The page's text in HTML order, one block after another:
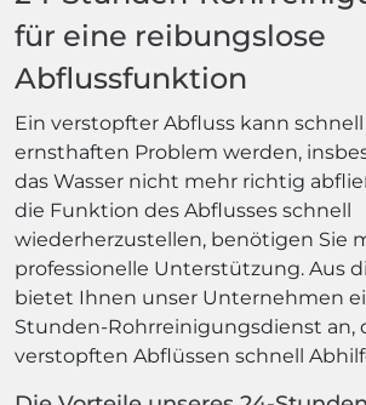
für eine reibungslose
Abflussfunktion
Ein verstopfter Abfluss kann
ernsthaften Problem werden,
das Wasser nicht mehr richtig
die Funktion des Abflusses schnell
wiederherzustellen, benötigen Sie
professionelle Unterstützung. Aus
bietet Ihnen unser Unternehmen
Stunden-Rohrreinigungsdienst an,
verstopften Abflüssen schnell